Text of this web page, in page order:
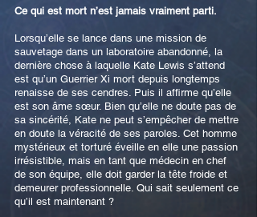
Ce qui est mort n’est jamais vraiment parti.
Lorsqu’elle se lance dans une mission de
sauvetage dans un laboratoire abandonné, la
dernière chose à laquelle Kate Lewis s’attend
est qu’un Guerrier Xi mort depuis longtemps
renaisse de ses cendres. Puis il affirme qu’elle
est son âme sœur. Bien qu’elle ne doute pas de
sa sincérité, Kate ne peut s’empêcher de mettre
en doute la véracité de ses paroles. Cet homme
mystérieux et torturé éveille en elle une passion
irrésistible, mais en tant que médecin en chef
de son équipe, elle doit garder la tête froide et
demeurer professionnelle. Qui sait seulement ce
qu’il est maintenant ?